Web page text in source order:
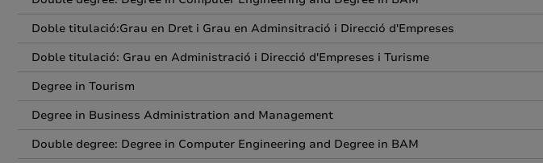
Doble titulació:Grau en Dret i Grau en Adminsitració i Direcció d'Empreses
Doble titulació: Grau en Administració i Direcció d'Empreses i Turisme
Degree in Tourism
Degree in Business Administration and Management
Double degree: Degree in Computer Engineering and Degree in BAM